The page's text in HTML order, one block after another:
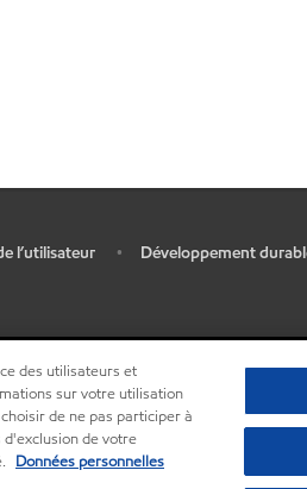
l’utilisateur • Développement
des utilisateurs et
sur votre utilisation
de ne pas participer à
de votre
Données personnelles